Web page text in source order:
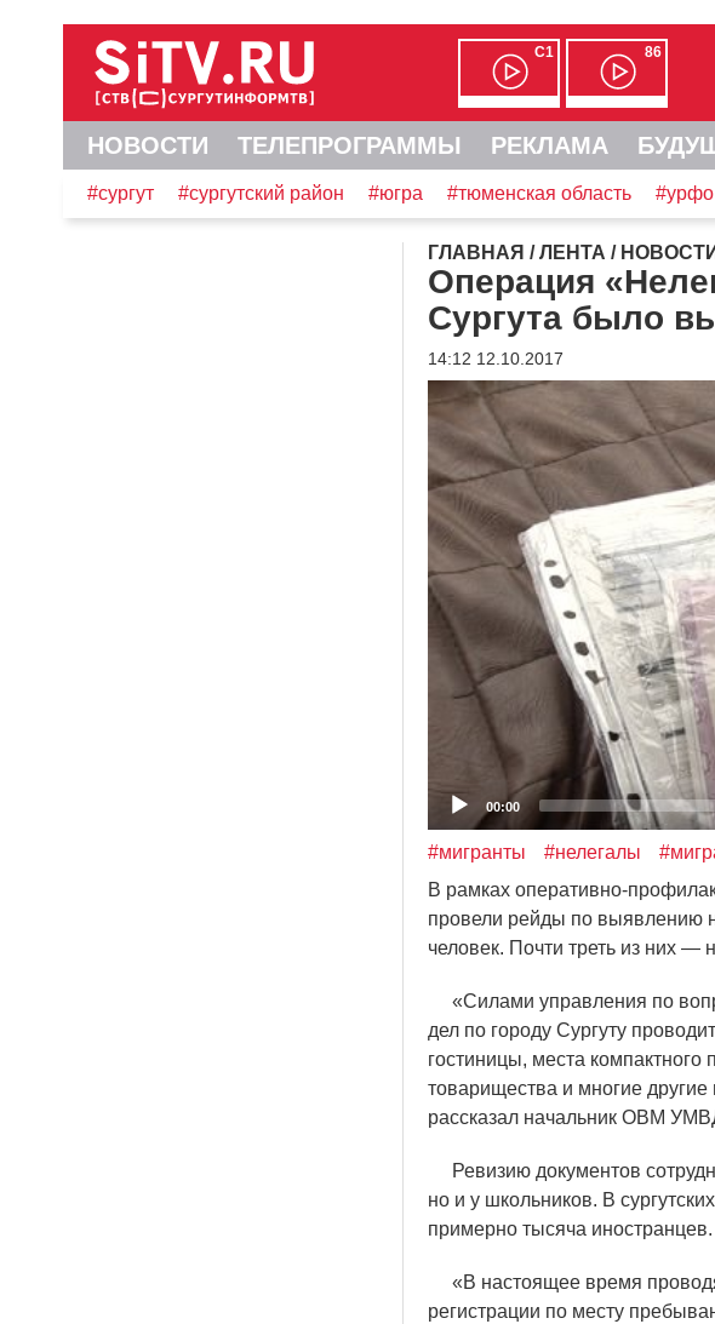
С1 86
НОВОСТИ ТЕЛЕПРОГРАММЫ РЕКЛАМА
#сургут #сургутский район #югра #тюменская область #урфо
ГЛАВНАЯ /ЛЕНТА /
Операция
Сургута было
14:12 12.10.2017
Видеоплеер
00:00
#мигранты #нелегалы
В рамках оперативно-
провели рейды по выявлению
человек. Почти треть из них —
«Силами управления по
дел по городу Сургуту
гостиницы, места
товарищества и многие
рассказал начальник ОВМ
Ревизию документов
но и у школьников. В
примерно тысяча иностранцев.
«В настоящее время
регистрации по месту